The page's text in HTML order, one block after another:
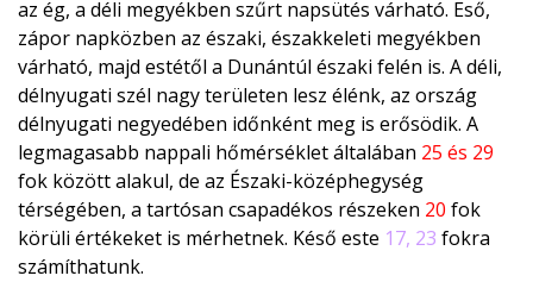
az ég, a déli megyékben szűrt napsütés várható. Eső,
zápor napközben az északi, északkeleti megyékben
várható, majd estétől a Dunántúl északi felén is. A déli,
délnyugati szél nagy területen lesz élénk, az ország
délnyugati negyedében időnként meg is erősödik. A
legmagasabb nappali hőmérséklet általában 25 és 29
fok között alakul, de az Északi-középhegység
térségében, a tartósan csapadékos részeken 20 fok
körüli értékeket is mérhetnek. Késő este 17, 23 fokra
számíthatunk.